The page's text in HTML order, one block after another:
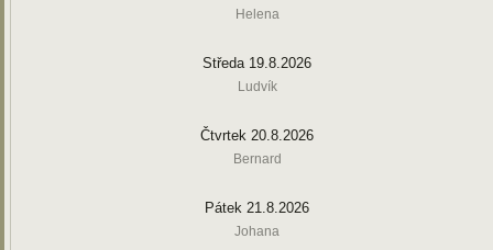
Helena
Středa 19.8.2026
Ludvík
Čtvrtek 20.8.2026
Bernard
Pátek 21.8.2026
Johana